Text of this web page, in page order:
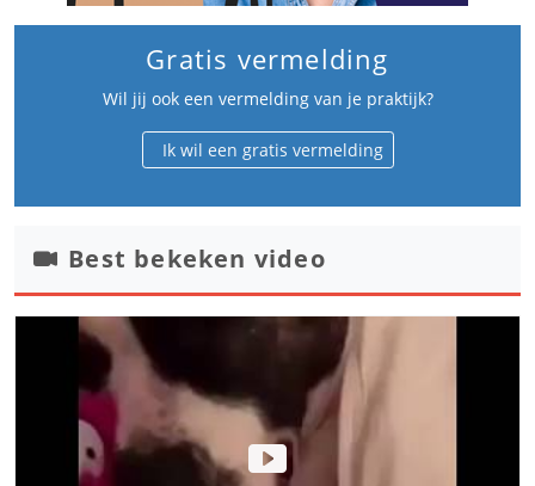
Gratis vermelding
Wil jij ook een vermelding van je praktijk?
Ik wil een gratis vermelding
Best bekeken video